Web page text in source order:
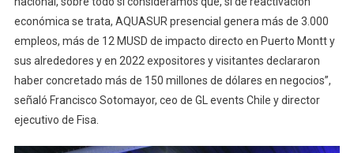
económica se trata, AQUASUR presencial genera más de 3.000
empleos, más de 12 MUSD de impacto directo en Puerto Montt y
sus alrededores y en 2022 expositores y visitantes declararon
haber concretado más de 150 millones de dólares en negocios”,
señaló Francisco Sotomayor, ceo de GL events Chile y director
ejecutivo de Fisa.